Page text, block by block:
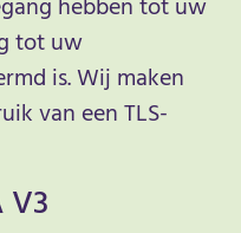
hebben tot uw
tot uw
is. Wij maken
van een TLS-